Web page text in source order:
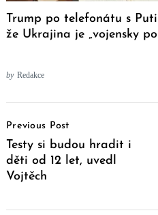
Trump po telefonátu s
že Ukrajina je „vojensky
by Redakce
Navigation
Previous Post
Testy si budou hradit i
děti od 12 let, uvedl
Vojtěch